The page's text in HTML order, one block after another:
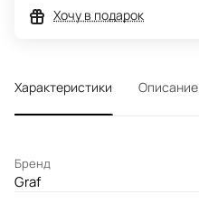
Хочу в подарок
Характеристики Описание
Бренд
Graf